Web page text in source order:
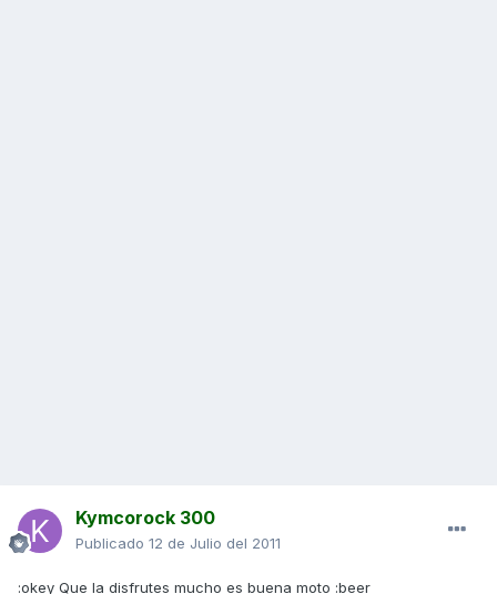
Kymcorock 300
Publicado 12 de Julio del 2011
:okey Que la disfrutes mucho es buena moto :beer